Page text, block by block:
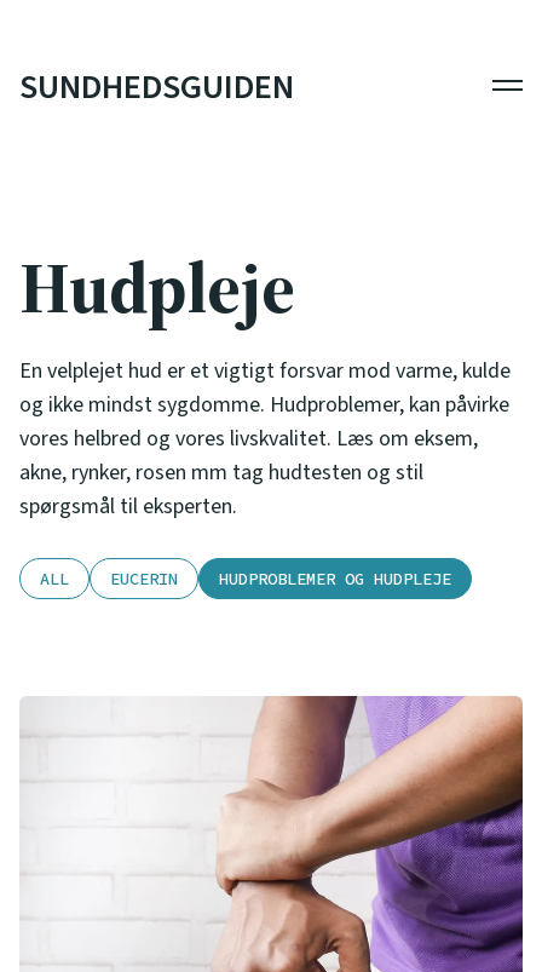
SUNDHEDSGUIDEN
Hudpleje
En velplejet hud er et vigtigt forsvar mod varme, kulde
og ikke mindst sygdomme. Hudproblemer, kan påvirke
vores helbred og vores livskvalitet. Læs om eksem,
akne, rynker, rosen mm tag hudtesten og stil
spørgsmål til eksperten.
ALL EUCERIN HUDPROBLEMER OG HUDPLEJE